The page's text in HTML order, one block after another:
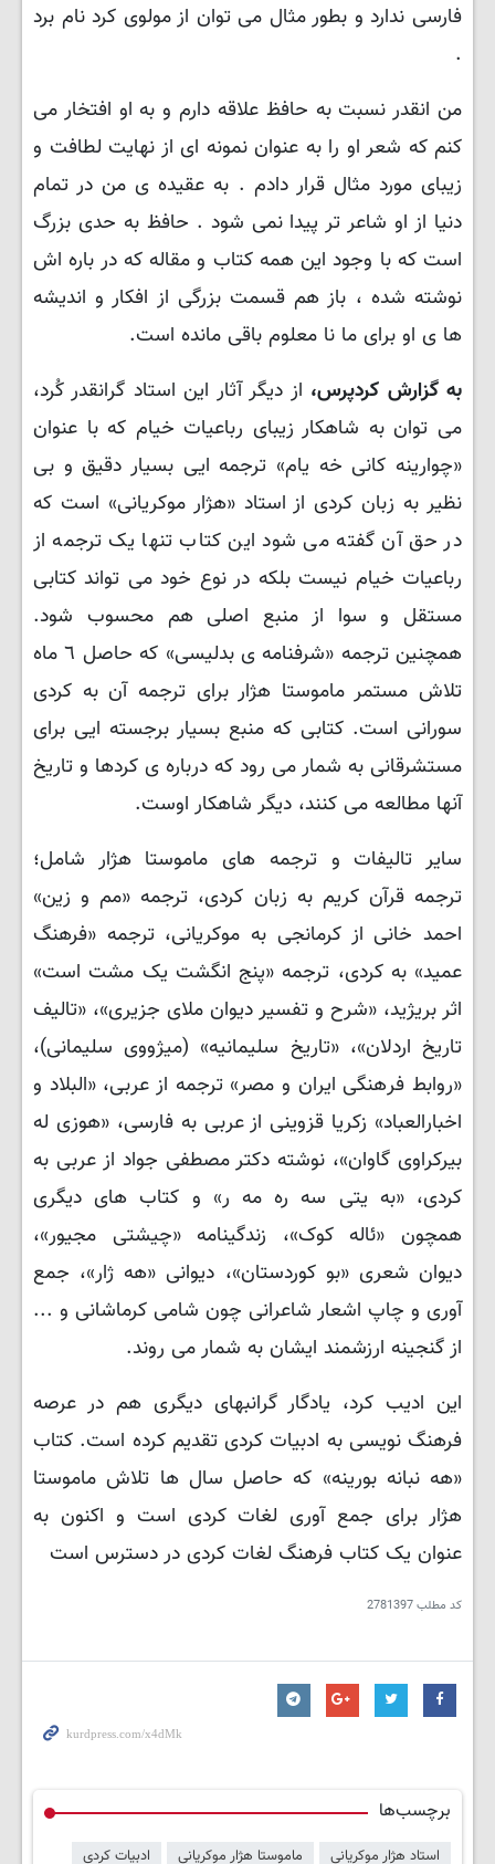
فارسی ندارد و بطور مثال می توان از مولوی کرد نام برد
.
من انقدر نسبت به حافظ علاقه دارم و به او افتخار می
کنم که شعر او را به عنوان نمونه ای از نهایت لطافت و
زیبای مورد مثال قرار دادم . به عقیده ی من در تمام
دنیا از او شاعر تر پیدا نمی شود . حافظ به حدی بزرگ
است که با وجود این همه کتاب و مقاله که در باره اش
نوشته شده ، باز هم قسمت بزرگی از افکار و اندیشه
ها ی او برای ما نا معلوم باقی مانده است.
به گزارش کردپرس، از دیگر آثار این استاد گرانقدر کُرد،
می توان به شاهکار زیبای رباعیات خیام که با عنوان
«چوارینه کانی خه یام» ترجمه ایی بسیار دقیق و بی
نظیر به زبان کردی از استاد «هژار موکریانی» است که
در حق آن گفته می شود این کتاب تنها یک ترجمه از
رباعیات خیام نیست بلکه در نوع خود می تواند کتابی
مستقل و سوا از منبع اصلی هم محسوب شود.
همچنین ترجمه «شرفنامه ی بدلیسی» که حاصل ٦ ماه
تلاش مستمر ماموستا هژار برای ترجمه آن به کردی
سورانی است. کتابی که منبع بسیار برجسته ایی برای
مستشرقانی به شمار می رود که درباره ی کردها و تاریخ
آنها مطالعه می کنند، دیگر شاهکار اوست.
سایر تالیفات و ترجمه های ماموستا هژار شامل؛
ترجمه قرآن کریم به زبان کردی، ترجمه «مم و زین»
احمد خانی از کرمانجی به موکریانی، ترجمه «فرهنگ
عمید» به کردی، ترجمه «پنج انگشت یک مشت است»
اثر بریژید، «شرح و تفسیر دیوان ملای جزیری»، «تالیف
تاریخ اردلان»، «تاریخ سلیمانیە» (میژووی سلیمانی)،
«روابط فرھنگی ایران و مصر» ترجمه از عربی، «البلاد و
اخبارالعباد» زکریا قزوینی از عربی به فارسی، «ھوزی لە
بیرکراوی گاوان»، نوشته دکتر مصطفی جواد از عربی به
کردی، «به یتی سه ره مه ر» و کتاب های دیگری
همچون «ئالە کوک»، زندگینامه «چیشتی مجیور»،
دیوان شعری «بو کوردستان»، دیوانی «ھه ژار»، جمع
آوری و چاپ اشعار شاعرانی چون شامی کرماشانی و ...
از گنجینه ارزشمند ایشان به شمار می روند.
این ادیب کرد، یادگار گرانبهای دیگری هم در عرصه
فرهنگ نویسی به ادبیات کردی تقدیم کرده است. کتاب
«هه نبانه بورینه» که حاصل سال ها تلاش ماموستا
هژار برای جمع آوری لغات کردی است و اکنون به
عنوان یک کتاب فرهنگ لغات کردی در دسترس است
کد مطلب2781397
برچسب‌ها
استاد هژار موکریانی ماموستا هژار موکریانی
ادبیات کردی